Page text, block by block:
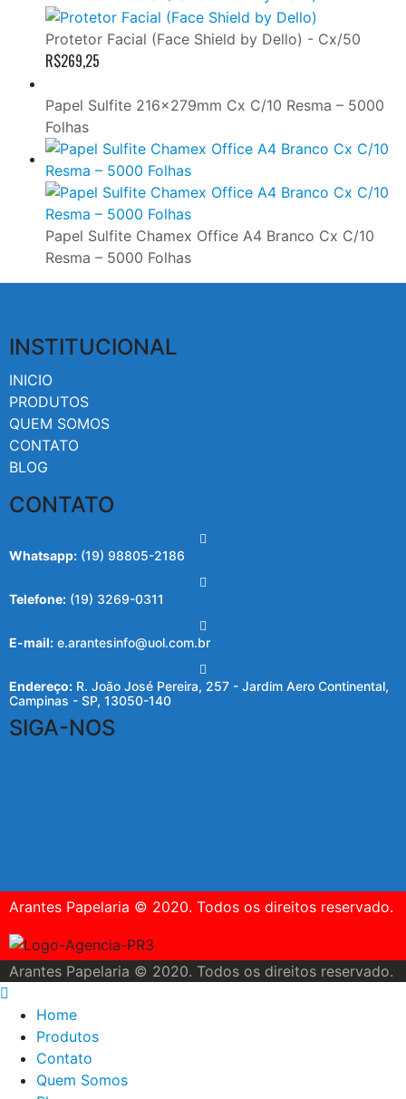
Protetor Facial (Face Shield by Dello) - Cx/50
R$269,25
Papel Sulfite 216x279mm Cx C/10 Resma – 5000
Folhas
Papel Sulfite Chamex Office A4 Branco Cx C/10
Resma – 5000 Folhas
INSTITUCIONAL
INICIO
PRODUTOS
QUEM SOMOS
CONTATO
BLOG
CONTATO
Whatsapp: (19) 98805-2186
Telefone: (19) 3269-0311
E-mail: e.arantesinfo@uol.com.br
Endereço: R. João José Pereira, 257 - Jardim Aero Continental,
Campinas - SP, 13050-140
SIGA-NOS
Arantes Papelaria © 2020. Todos os direitos reservado.
Arantes Papelaria © 2020. Todos os direitos reservado.
Home
Produtos
Contato
Quem Somos